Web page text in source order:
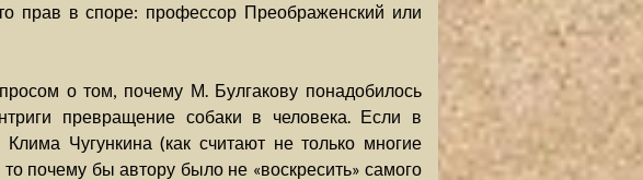
прав в споре: профессор Преображенский или
о том, почему М. Булгакову понадобилось
превращение собаки в человека. Если в
Чугункина (как считают не только многие
почему бы автору было не «воскресить» самого